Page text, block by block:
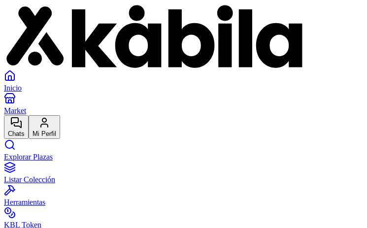
Inicio
Market
Chats Mi Perfil
Explorar Plazas
Listar Colección
Herramientas
KBL Token